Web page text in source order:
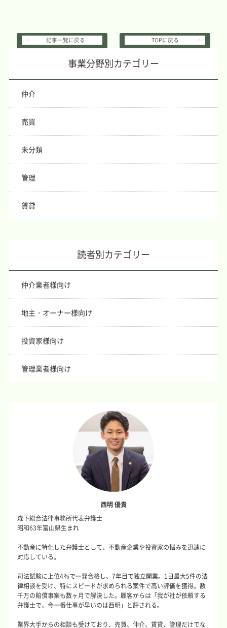
記事一覧に戻る TOPに戻る
事業分野別カテゴリー
仲介
売買
未分類
管理
賃貸
読者別カテゴリー
仲介業者様向け
地主・オーナー様向け
投資家様向け
管理業者様向け
西明 優貴
森下総合法律事務所代表弁護士
昭和63年富山県生まれ
不動産に特化した弁護士として、不動産企業や投資家の悩みを迅速に
対応している。
司法試験に上位4％で一発合格し、7年目で独立開業。1日最大5件の法
律相談を受け、特にスピードが求められる案件で高い評価を獲得。数
千万の賠償事案も数ヶ月で解決した。顧客からは「我が社が依頼する
弁護士で、今一番仕事が早いのは西明」と評される。
業界大手からの相談も受けており、売買、仲介、賃貸、管理だけでな